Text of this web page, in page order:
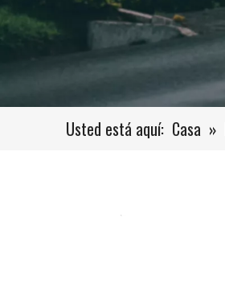
Usted está aquí: Casa »